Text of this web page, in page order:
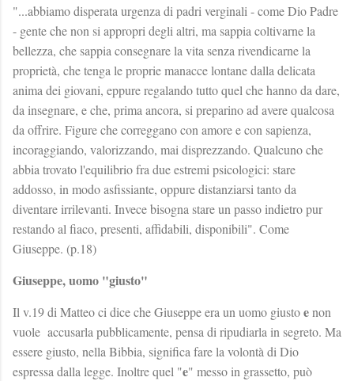
"...abbiamo disperata urgenza di padri verginali - come Dio Padre
- gente che non si appropri degli altri, ma sappia coltivarne la
bellezza, che sappia consegnare la vita senza rivendicarne la
proprietà, che tenga le proprie manacce lontane dalla delicata
anima dei giovani, eppure regalando tutto quel che hanno da dare,
da insegnare, e che, prima ancora, si preparino ad avere qualcosa
da offrire. Figure che correggano con amore e con sapienza,
incoraggiando, valorizzando, mai disprezzando. Qualcuno che
abbia trovato l'equilibrio fra due estremi psicologici: stare
addosso, in modo asfissiante, oppure distanziarsi tanto da
diventare irrilevanti. Invece bisogna stare un passo indietro pur
restando al fiaco, presenti, affidabili, disponibili". Come
Giuseppe. (p.18)
Giuseppe, uomo "giusto"
Il v.19 di Matteo ci dice che Giuseppe era un uomo giustoenon
vuole accusarla pubblicamente, pensa di ripudiarla in segreto. Ma
essere giusto, nella Bibbia, significa fare la volontà di Dio
espressa dalla legge. Inoltre quel "e" messo in grassetto, può